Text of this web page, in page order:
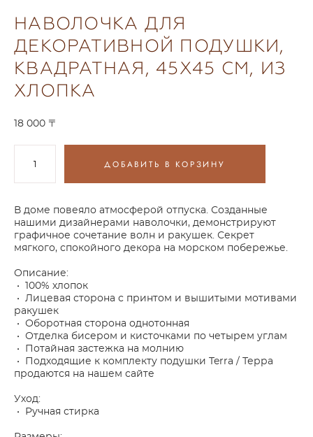
НАВОЛОЧКА ДЛЯ
ДЕКОРАТИВНОЙ ПОДУШКИ,
КВАДРАТНАЯ, 45Х45 СМ, ИЗ
ХЛОПКА
18 000 〒
ДОБАВИТЬ В КОРЗИНУ
В доме повеяло атмосферой отпуска. Созданные
нашими дизайнерами наволочки, демонстрируют
графичное сочетание волн и ракушек. Секрет
мягкого, спокойного декора на морском побережье.
Описание:
• 100% хлопок
• Лицевая сторона с принтом и вышитыми мотивами
ракушек
• Оборотная сторона однотонная
• Отделка бисером и кисточками по четырем углам
• Потайная застежка на молнию
• Подходящие к комплекту подушки Terra / Терра
продаются на нашем сайте
Уход:
• Ручная стирка